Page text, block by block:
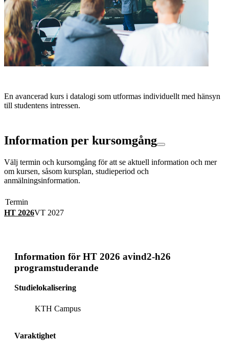
En avancerad kurs i datalogi som utformas individuellt med hänsyn
till studentens intressen.
Information per kursomgång
Välj termin och kursomgång för att se aktuell information och mer
om kursen, såsom kursplan, studieperiod och
anmälningsinformation.
Termin
HT 2026VT 2027
Information för HT 2026 avind2-h26
programstuderande
Studielokalisering
KTH Campus
Varaktighet